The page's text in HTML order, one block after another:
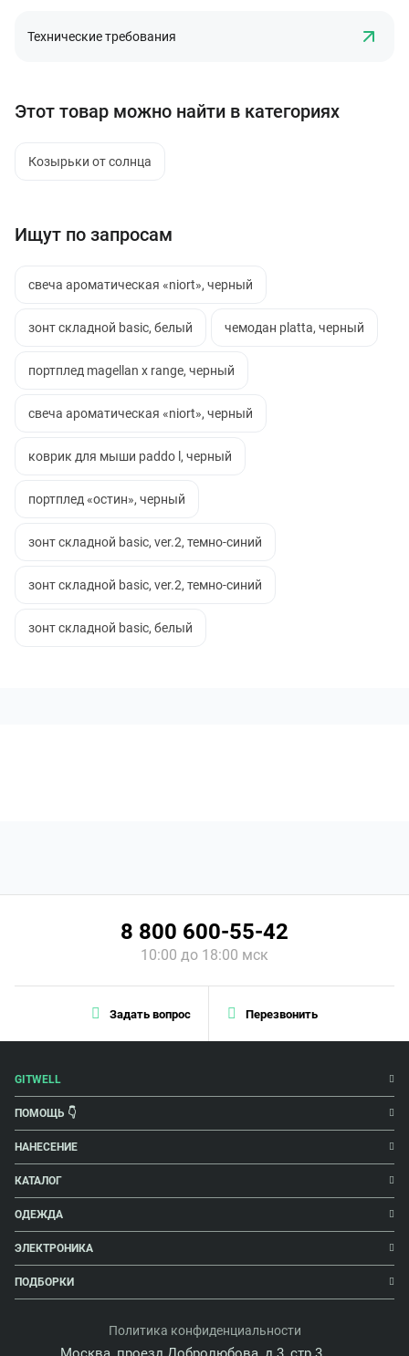
Технические требования
Этот товар можно найти в категориях
Козырьки от солнца
Ищут по запросам
свеча ароматическая «niort», черный
зонт складной basic, белый чемодан platta, черный
портплед magellan x range, черный
свеча ароматическая «niort», черный
коврик для мыши paddo l, черный
портплед «остин», черный
зонт складной basic, ver.2, темно-синий
зонт складной basic, ver.2, темно-синий
зонт складной basic, белый
Задать вопрос Перезвонить
8 800 600-55-42
10:00 до 18:00 мск
GITWELL
ПОМОЩЬ 👇
НАНЕСЕНИЕ
КАТАЛОГ
ОДЕЖДА
ЭЛЕКТРОНИКА
ПОДБОРКИ
Политика конфиденциальности